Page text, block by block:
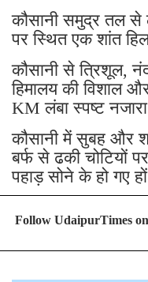
कौसानी समुद्र तल से
पर स्थित एक शांत
कौसानी से त्रिशूल,
हिमालय की विशाल
KM लंबा स्पष्ट
कौसानी में सुबह और
बर्फ से ढकी चोटियों
पहाड़ सोने के हो गए
Follow UdaipurTimes on